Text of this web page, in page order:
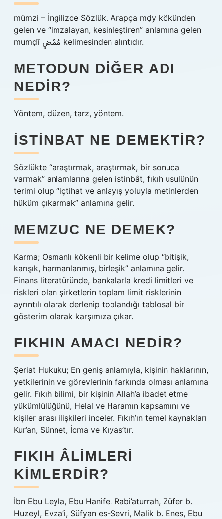
mümzi – İngilizce Sözlük. Arapça mḍy kökünden
gelen ve “imzalayan, kesinleştiren” anlamına gelen
mumḍī مُمْضٍ kelimesinden alıntıdır.
METODUN DIĞER ADI
NEDIR?
Yöntem, düzen, tarz, yöntem.
İSTINBAT NE DEMEKTIR?
Sözlükte “araştırmak, araştırmak, bir sonuca
varmak” anlamlarına gelen istinbât, fıkıh usulünün
terimi olup “içtihat ve anlayış yoluyla metinlerden
hüküm çıkarmak” anlamına gelir.
MEMZUC NE DEMEK?
Karma; Osmanlı kökenli bir kelime olup “bitişik,
karışık, harmanlanmış, birleşik” anlamına gelir.
Finans literatüründe, bankalarla kredi limitleri ve
riskleri olan şirketlerin toplam limit risklerinin
ayrıntılı olarak derlenip toplandığı tablosal bir
gösterim olarak karşımıza çıkar.
FIKHIN AMACI NEDIR?
Şeriat Hukuku; En geniş anlamıyla, kişinin haklarının,
yetkilerinin ve görevlerinin farkında olması anlamına
gelir. Fıkıh bilimi, bir kişinin Allah’a ibadet etme
yükümlülüğünü, Helal ve Haramın kapsamını ve
kişiler arası ilişkileri inceler. Fıkıh’ın temel kaynakları
Kur’an, Sünnet, İcma ve Kıyas’tır.
FIKIH ÂLIMLERI
KIMLERDIR?
İbn Ebu Leyla, Ebu Hanife, Rabi’aturrah, Züfer b.
Huzeyl, Evza’i, Süfyan es-Sevri, Malik b. Enes, Ebu